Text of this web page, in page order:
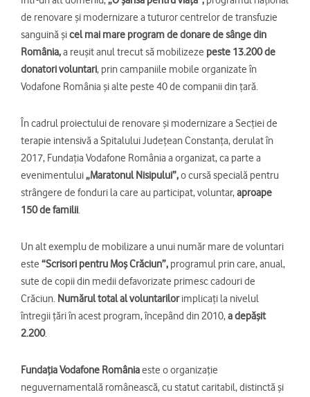
de renovare și modernizare a tuturor centrelor de transfuzie
sanguină șicel mai mare program de donare de sânge din
România,a reușit anul trecut să mobilizeze peste 13.200 de
donatori voluntari, prin campaniile mobile organizate în
Vodafone România și alte peste 40 de companii din țară.
În cadrul proiectului de renovare și modernizare a Secției de
terapie intensivă a Spitalului Județean Constanța, derulat în
2017, Fundația Vodafone România a organizat, ca parte a
evenimentului„Maratonul Nisipului”,o cursă specială pentru
strângere de fonduri la care au participat, voluntar,aproape
150 de familii.
Un alt exemplu de mobilizare a unui număr mare de voluntari
este “Scrisori pentru Moș Crăciun”, programul prin care, anual,
sute de copii din medii defavorizate primesc cadouri de
Crăciun. Numărul total al voluntarilorimplicați la nivelul
întregii țări în acest program, începând din 2010,a depășit
2.200.
Fundaţia Vodafone Româniaeste o organizaţie
neguvernamentală românească, cu statut caritabil, distinctă şi